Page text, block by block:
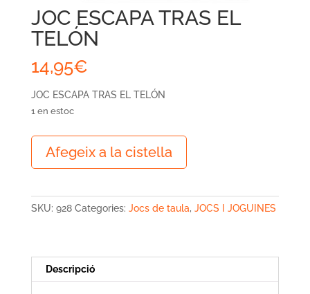
JOC ESCAPA TRAS EL
TELÓN
14,95€
JOC ESCAPA TRAS EL TELÓN
1 en estoc
TRAS
Afegeix a la cistella
SKU: 928 Categories: Jocs de taula, JOCS I JOGUINES
Descripció